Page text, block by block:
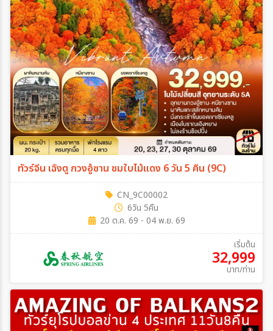
ทัวร์จีน เฉิงตู กวงอู้ซาน ชมใบไม้แดง 6 วัน 5 คืน (9C)
CN_9C00002
6วัน 5คืน
20 ต.ค. 69 - 04 พ.ย. 69
เริ่มต้น
32,999
บาท/ท่าน